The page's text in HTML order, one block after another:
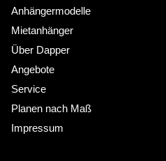
Anhängermodelle
Mietanhänger
Über Dapper
Angebote
Service
Planen nach Maß
Impressum